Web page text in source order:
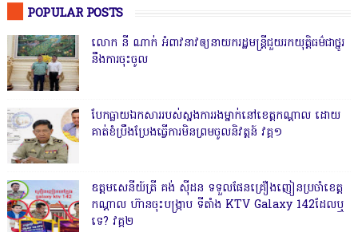
POPULAR POSTS
លោក នី ណាក់ អំពាវនាវឲ្យនាយករដ្ឋមន្ត្រីជួយរកយុត្តិធម៌ជាថ្នូរ
នឹងការចុះចូល
បែកធ្លាយឯកសាររបស់ស្នងការរងម្នាក់នៅខេត្តកណ្ដាល ដោយ
គាត់ខំប្រឹងប្រែងធ្វើការមិនព្រមចូលនិវត្តន៍ វគ្គ១
ឧត្តមសេនីយ៍ត្រី គង់ ស៊ីដន ទទួលផែនគ្រឿងញៀនប្រចាំខេត្ត
កណ្តាល ហ៊ានចុះបង្ក្រាប ទីតាំង KTV Galaxy 142ដែលឬ
ទេ? វគ្គ២